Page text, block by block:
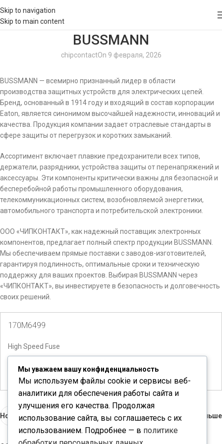
Skip to navigation
Skip to main content
BUSSMANN
chipcontactOn 9 февраля, 2026
BUSSMANN — всемирно признанный лидер в области
производства защитных устройств для электрических цепей.
Бренд, основанный в 1914 году и входящий в состав корпорации
Eaton, является синонимом высочайшей надежности, инноваций и
качества. Продукция компании задает отраслевые стандарты в
сфере защиты от перегрузок и коротких замыканий.
Ассортимент включает плавкие предохранители всех типов,
держатели, разрядники, устройства защиты от перенапряжений и
аксессуары. Эти компоненты критически важны для безопасной и
бесперебойной работы промышленного оборудования,
телекоммуникационных систем, возобновляемой энергетики,
автомобильного транспорта и потребительской электроники.
ООО «ЧИПКОНТАКТ», как надежный поставщик электронных
компонентов, предлагает полный спектр продукции BUSSMANN.
Мы обеспечиваем прямые поставки с заводов-изготовителей,
гарантируя подлинность, оптимальные сроки и техническую
поддержку для ваших проектов. Выбирая BUSSMANN через
«ЧИПКОНТАКТ», вы инвестируете в безопасность и долговечность
своих решений.
170M6499
High Speed Fuse
Количество доступно:4
Новые Раньше
Мы уважаем вашу конфиденциальность
Мы используем файлы cookie и сервисы веб-
аналитики для обеспечения работы сайта и
улучшения его качества. Продолжая
использование сайта, вы соглашаетесь с их
использованием. Подробнее — в политике